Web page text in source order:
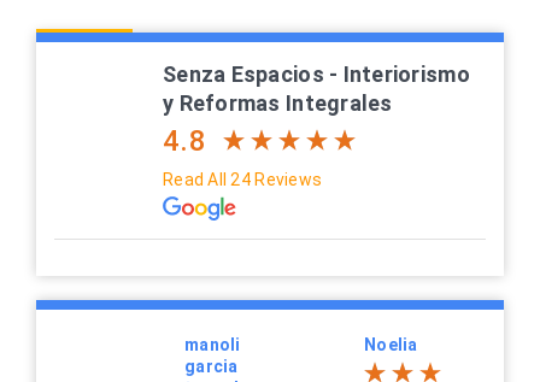
Senza Espacios - Interiorismo
y Reformas Integrales
4.8
Read All 24 Reviews
manoli
garcia
Noelia